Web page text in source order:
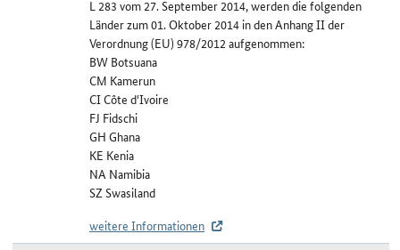
L 283 vom 27. September 2014, werden die folgenden
Länder zum 01. Oktober 2014 in den Anhang II der
Verordnung (EU) 978/2012 aufgenommen:
BW Botsuana
CM Kamerun
CI Côte d'Ivoire
FJ Fidschi
GH Ghana
KE Kenia
NA Namibia
SZ Swasiland
weitere Informationen